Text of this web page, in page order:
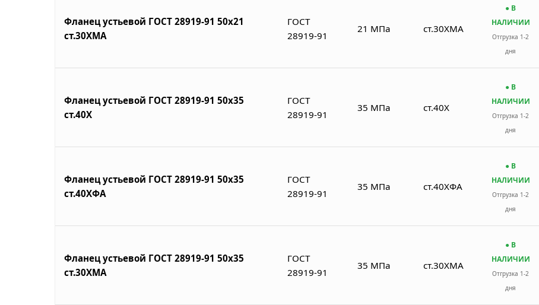
Фланец устьевой ГОСТ 28919-91 50х21
ст.30ХМА
ГОСТ
28919-91
21 МПа ст.30ХМА
● В
НАЛИЧИИ
Отгрузка 1-2
дня
Фланец устьевой ГОСТ 28919-91 50х35
ст.40Х
ГОСТ
28919-91
35 МПа ст.40Х
● В
НАЛИЧИИ
Отгрузка 1-2
дня
Фланец устьевой ГОСТ 28919-91 50х35
ст.40ХФА
ГОСТ
28919-91
35 МПа ст.40ХФА
● В
НАЛИЧИИ
Отгрузка 1-2
дня
Фланец устьевой ГОСТ 28919-91 50х35
ст.30ХМА
ГОСТ
28919-91
35 МПа ст.30ХМА
● В
НАЛИЧИИ
Отгрузка 1-2
дня